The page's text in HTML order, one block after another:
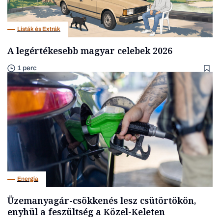
Listák és Extrák
A legértékesebb magyar celebek 2026
1 perc
Energia
Üzemanyagár-csökkenés lesz csütörtökön,
enyhül a feszültség a Közel-Keleten